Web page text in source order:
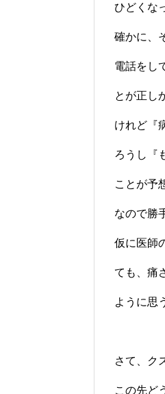
ひどくな
確かに、
電話をし
とが正し
けれど『
ろうし『
ことが予
なので勝
仮に医師
ても、痛
ように思
さて、ク
この先ど